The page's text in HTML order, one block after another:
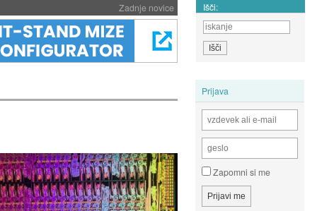
Zadnje novice Išči:
Prijava
Zapomni si me